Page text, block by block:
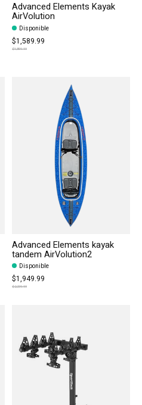
Advanced Elements Kayak
AirVolution
Disponible
$1,589.99
$1,899.99
Advanced Elements kayak
tandem AirVolution2
Disponible
$1,949.99
$2,299.99